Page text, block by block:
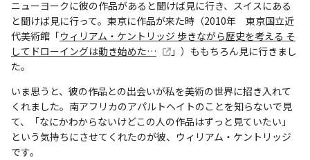
ニューヨークに彼の作品があると聞けば見に行き、スイスにある
と聞けば見に行って。東京に作品が来た時（2010年 東京国立近
代美術館「ウィリアム・ケントリッジ 歩きながら歴史を考える そ
してドローイングは動き始めた…
」）ももちろん見に行きまし
た。
いま思うと、彼の作品との出会いが私を美術の世界に招き入れて
くれました。南アフリカのアパルトヘイトのことを知らないで見
て、「なにかわからないけどこの人の作品はずっと見ていたい」
という気持ちにさせてくれたのが彼、ウィリアム・ケントリッジ
です。